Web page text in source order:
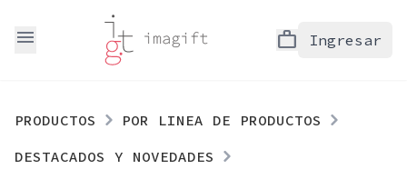
menu work Ingresar
PRODUCTOS
POR LINEA DE PRODUCTOS
DESTACADOS Y NOVEDADES